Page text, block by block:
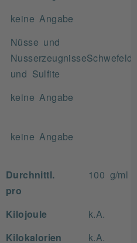
keine Angabe
Nüsse und
und Sulfite
keine Angabe
keine Angabe
Durchnittl.
pro
100 g/ml
Kilojoule k.A.
Kilokalorien k.A.